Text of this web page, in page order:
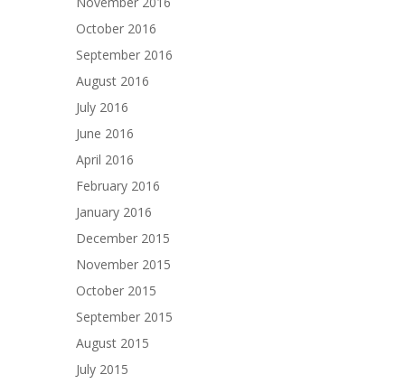
October 2016
September 2016
August 2016
July 2016
June 2016
April 2016
February 2016
January 2016
December 2015
November 2015
October 2015
September 2015
August 2015
July 2015